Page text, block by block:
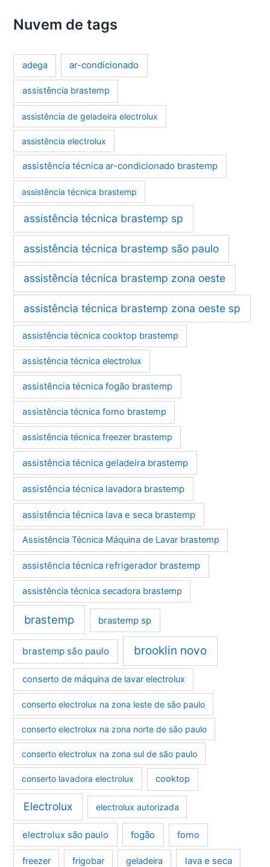
Nuvem de tags
adega ar-condicionado
assistência brastemp
assistência de geladeira electrolux
assistência electrolux
assistência técnica ar-condicionado brastemp
assistência técnica brastemp
assistência técnica brastemp sp
assistência técnica brastemp são paulo
assistência técnica brastemp zona oeste
assistência técnica brastemp zona oeste sp
assistência técnica cooktop brastemp
assistência técnica electrolux
assistência técnica fogão brastemp
assistência técnica forno brastemp
assistência técnica freezer brastemp
assistência técnica geladeira brastemp
assistência técnica lavadora brastemp
assistência técnica lava e seca brastemp
Assistência Técnica Máquina de Lavar brastemp
assistência técnica refrigerador brastemp
assistência técnica secadora brastemp
brastemp brastemp sp
brastemp são paulo brooklin novo
conserto de máquina de lavar electrolux
conserto electrolux na zona leste de são paulo
conserto electrolux na zona norte de são paulo
conserto electrolux na zona sul de são paulo
conserto lavadora electrolux cooktop
Electrolux electrolux autorizada
electrolux são paulo fogão forno
freezer frigobar geladeira lava e seca